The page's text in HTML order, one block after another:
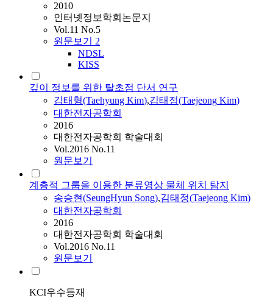
2010
인터넷정보학회논문지
Vol.11 No.5
원문보기 2
NDSL
KISS
깊이 정보를 위한 탈초점 단서 연구
김태형(Taehyung Kim),김태정(Taejeong Kim)
대한전자공학회
2016
대한전자공학회 학술대회
Vol.2016 No.11
원문보기
계층적 그룹을 이용한 분류영상 물체 위치 탐지
송승현(SeungHyun Song),김태정(Taejeong Kim)
대한전자공학회
2016
대한전자공학회 학술대회
Vol.2016 No.11
원문보기
KCI우수등재